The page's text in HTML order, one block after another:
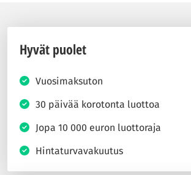
Hyvät puolet
Vuosimaksuton
30 päivää korotonta luottoa
Jopa 10 000 euron luottoraja
Hintaturvavakuutus